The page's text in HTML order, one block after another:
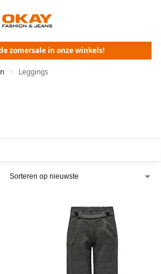
zomersale in onze winkels!
> Leggings